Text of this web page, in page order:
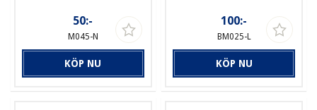
50:-
M045-N
KÖP NU
100:-
BM025-L
KÖP NU